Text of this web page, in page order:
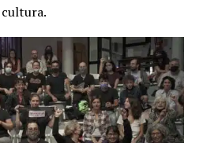
cultura.